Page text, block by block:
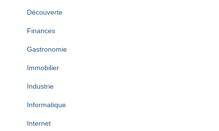
Découverte
Finances
Gastronomie
Immobilier
Industrie
Informatique
Internet